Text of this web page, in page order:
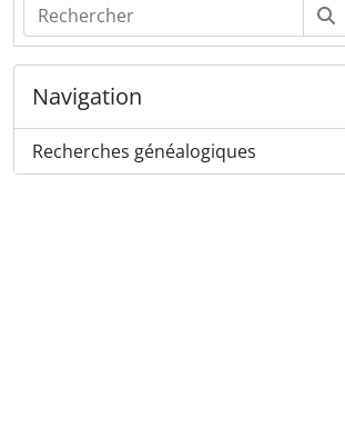
Navigation
Recherches généalogiques